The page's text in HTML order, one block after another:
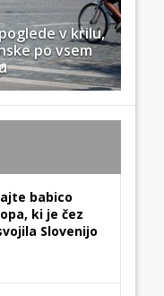
v krilu,
po vsem
babico
ki je čez
Slovenijo